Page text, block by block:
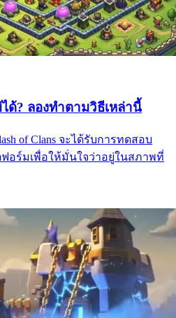
ด้? ลองทำตามวิธีเหล่านี้
of Clans จะได้รับการทดสอบ
อร์มเพื่อให้มั่นใจว่าอยู่ในสภาพที่